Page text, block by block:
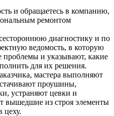
и обращаетесь в компанию,
ремонтом
диагностику и по
ведомость, в которую
проблемы и указывают, какие
для их решения.
мастера выполняют
проушины,
устраняют цевки и
вышедшие из строя элементы
цеху.